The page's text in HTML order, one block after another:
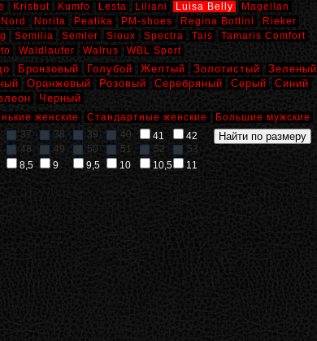
Krisbut Kumfo Lesta Liliani Luisa Belly
Magellan
Nord Norita Peatika PM-shoes Regina Bottini
Rieker
Semilia Semler Sioux Spectra Tais
Tamaris Comfort
Waldlaufer Walrus WBL Sport
Бронзовый Голубой Желтый Золотистый
Зеленый
Оранжевый Розовый Серебряный Серый
Синий
Черный
женские Стандартные женские Большие мужские
37 38 39 40 41
42
48 49 50 51 52
53
8,5 9 9,5 10 10,5 11